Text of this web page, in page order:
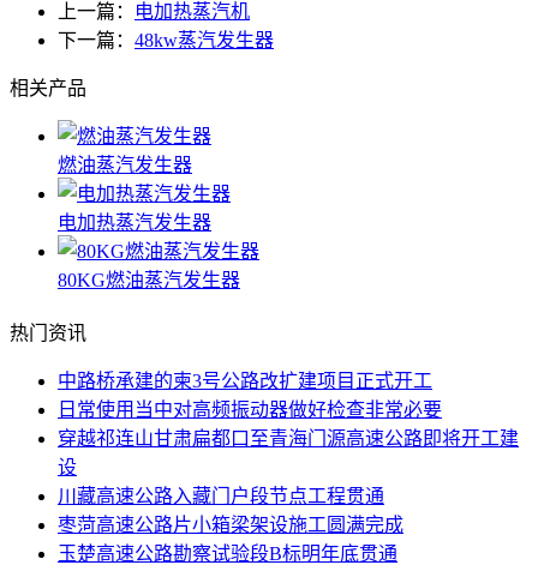
上一篇：
电加热蒸汽机
下一篇： 48kw蒸汽发生器
相关产品
燃油蒸汽发生器
电加热蒸汽发生器
80KG燃油蒸汽发生器
热门资讯
中路桥承建的柬3号公路改扩建项目正式开工
日常使用当中对高频振动器做好检查非常必要
穿越祁连山甘肃扁都口至青海门源高速公路即将开工建
设
川藏高速公路入藏门户段节点工程贯通
枣菏高速公路片小箱梁架设施工圆满完成
玉楚高速公路勘察试验段B标明年底贯通